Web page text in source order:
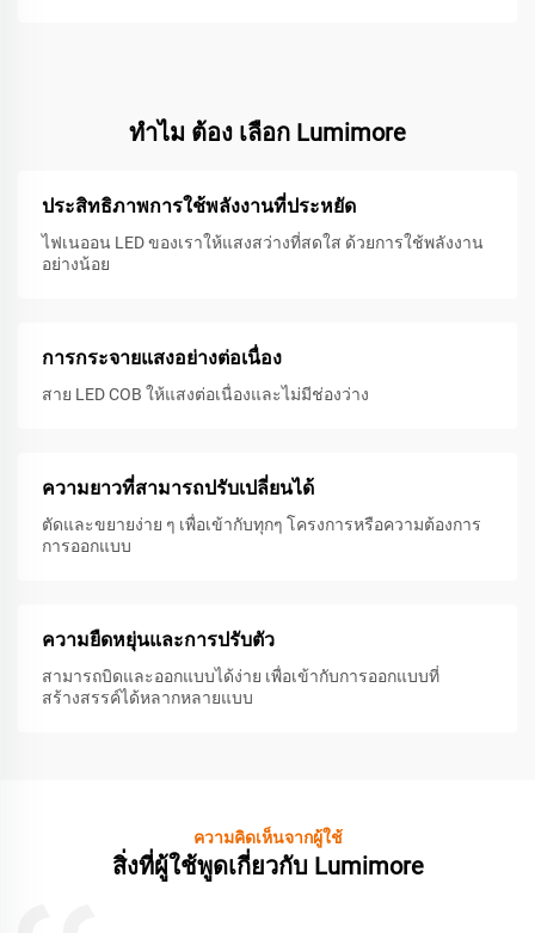
ทําไม ต้อง เลือก Lumimore
ประสิทธิภาพการใช้พลังงานที่ประหยัด
ไฟเนออน LED ของเราให้แสงสว่างที่สดใส ด้วยการใช้พลังงาน
อย่างน้อย
การกระจายแสงอย่างต่อเนื่อง
สาย LED COB ให้แสงต่อเนื่องและไม่มีช่องว่าง
ความยาวที่สามารถปรับเปลี่ยนได้
ตัดและขยายง่าย ๆ เพื่อเข้ากับทุกๆ โครงการหรือความต้องการ
การออกแบบ
ความยืดหยุ่นและการปรับตัว
สามารถบิดและออกแบบได้ง่าย เพื่อเข้ากับการออกแบบที่
สร้างสรรค์ได้หลากหลายแบบ
ความคิดเห็นจากผู้ใช้
สิ่งที่ผู้ใช้พูดเกี่ยวกับ Lumimore